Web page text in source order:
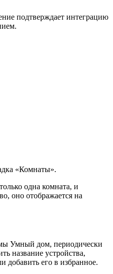
подтверждает интеграцию
«Комнаты».
одна комната, и
оно отображается на
Умный дом, периодически
название устройства,
добавить его в избранное.